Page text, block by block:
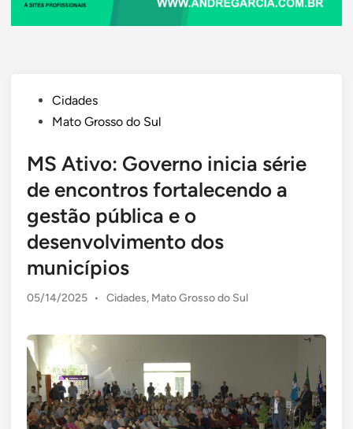
PostedCidades
Mato Grosso do Sul
MS Ativo: Governo inicia série
de encontros fortalecendo a
gestão pública e o
desenvolvimento dos
municípios
05/14/2025 •
Posted
Cidades, Mato Grosso do Sul